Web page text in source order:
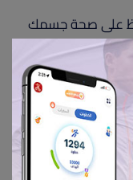
على صحة جسمك
الساخن على وجه
بصفة خاصة و
ليس لها أي